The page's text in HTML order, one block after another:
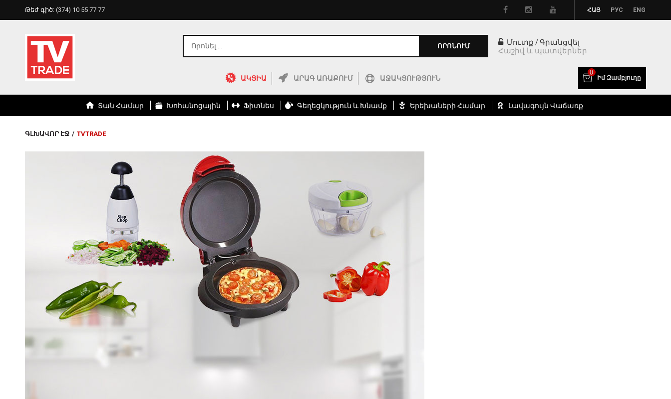
Թեժ գիծ: (374) 10 55 77 77 ՀԱՅ РУС ENG
ՈՐՈՆՈՒՄ
ԱԿՑԻԱ ԱՐԱԳ ԱՌԱՔՈՒՄ ԱՋԱԿՑՈՒԹՅՈՒՆ
Մուտք /Գրանցվել
Հաշիվ և պատվերներ
0
Իմ Զամբյուղը
Տան Համար Խոհանոցային Ֆիտնես Գեղեցկություն ԵՒ Խնամք Երեխաների Համար Լավագույն Վաճառք
ԳԼԽԱՎՈՐ ԷՋ / TVTRADE